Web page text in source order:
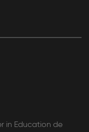
in Education de